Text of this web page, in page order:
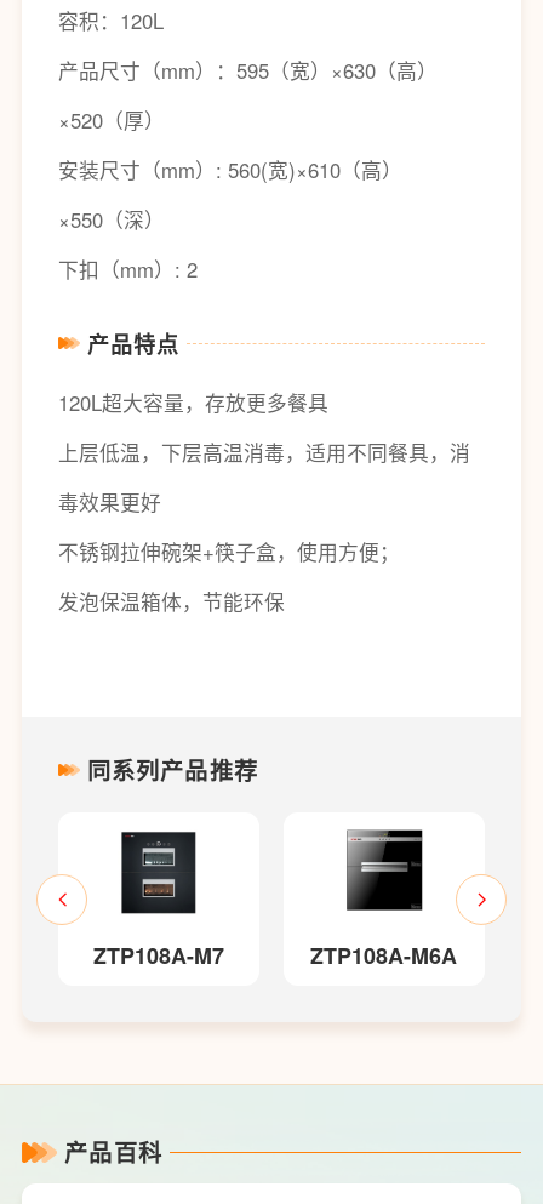
容积：120L
产品尺寸（mm）：595（宽）×630（高）
×520（厚）
安装尺寸（mm）: 560(宽)×610（高）
×550（深）
下扣（mm）: 2
产品特点
120L超大容量，存放更多餐具
上层低温，下层高温消毒，适用不同餐具，消
毒效果更好
不锈钢拉伸碗架+筷子盒，使用方便；
发泡保温箱体，节能环保
同系列产品推荐
ZTP108A-M7 ZTP108A-M6A
产品百科